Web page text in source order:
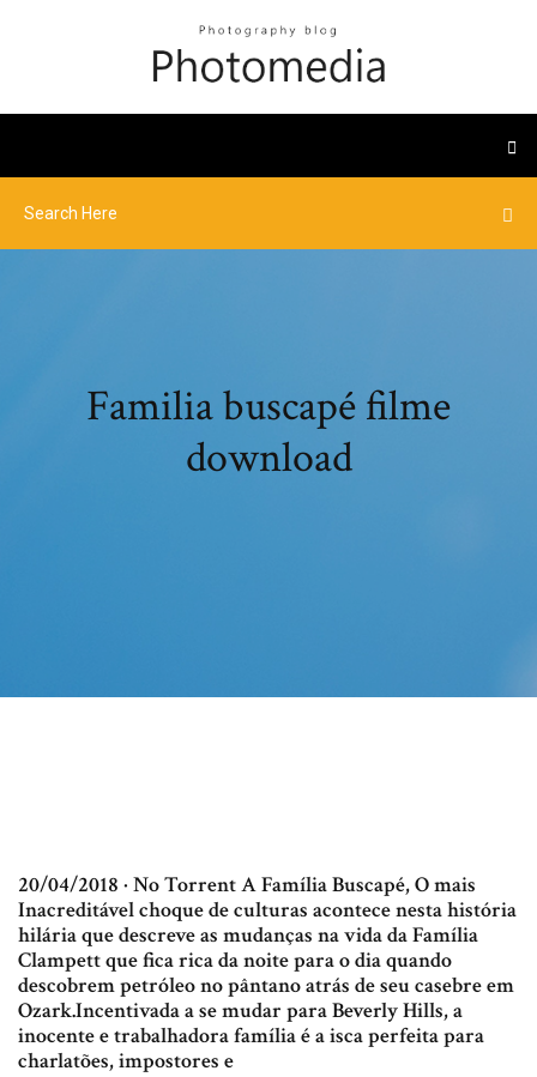
Familia buscapé filme
download
20/04/2018 · No Torrent A Família Buscapé, O mais
Inacreditável choque de culturas acontece nesta história
hilária que descreve as mudanças na vida da Família
Clampett que fica rica da noite para o dia quando
descobrem petróleo no pântano atrás de seu casebre em
Ozark.Incentivada a se mudar para Beverly Hills, a
inocente e trabalhadora família é a isca perfeita para
charlatões, impostores e